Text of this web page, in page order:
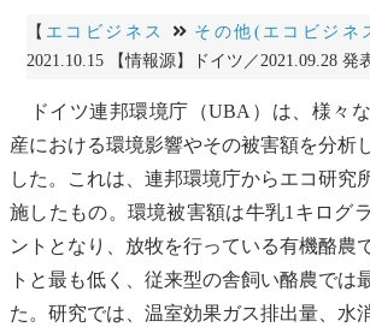
【 エコビジネス その他(エコビジネ
2021.10.15 【情報源】ドイツ／2021.09.28 発
ドイツ連邦環境庁（UBA）は、様々
産における環境影響やその被害額を分析
した。これは、連邦環境庁からエコ研究
施したもの。環境被害額は牛乳1キログ
ントとなり、放牧を行っている有機酪農
トと最も低く、従来型の舎飼い酪農では
た。研究では、 温室効果ガス排出量、水